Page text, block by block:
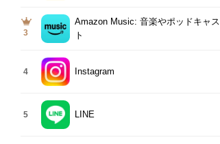
3
Amazon Music: 音楽やポッドキャス
ト
4 Instagram
5 LINE